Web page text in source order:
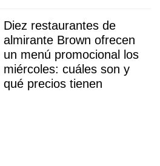
Diez restaurantes de
almirante Brown ofrecen
un menú promocional los
miércoles: cuáles son y
qué precios tienen